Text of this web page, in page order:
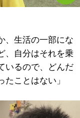
、生活の一部にな
、自分はそれを乗
いるので、どんだ
ことはない」